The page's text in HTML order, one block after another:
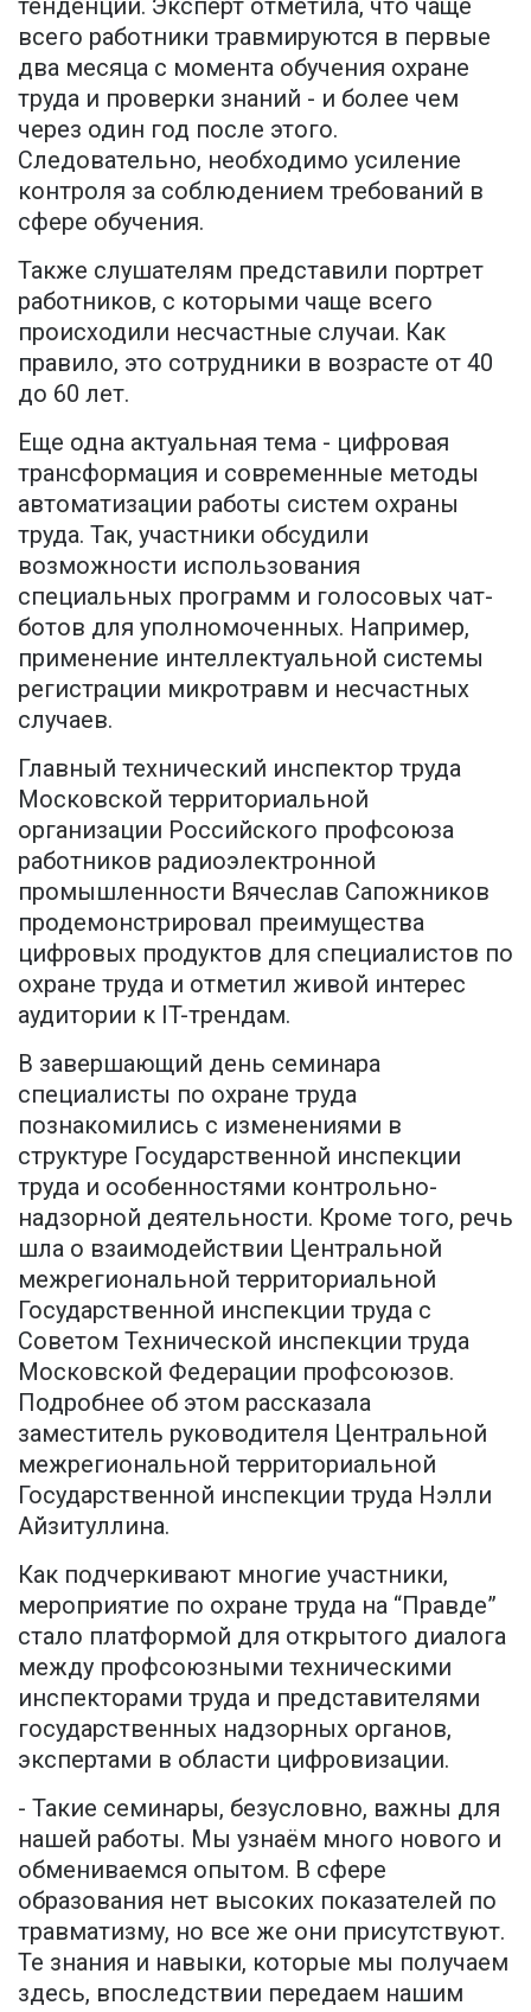
тенденции. Эксперт отметила, что чаще
всего работники травмируются в первые
два месяца с момента обучения охране
труда и проверки знаний - и более чем
через один год после этого.
Следовательно, необходимо усиление
контроля за соблюдением требований в
сфере обучения.
Также слушателям представили портрет
работников, с которыми чаще всего
происходили несчастные случаи. Как
правило, это сотрудники в возрасте от 40
до 60 лет.
Еще одна актуальная тема - цифровая
трансформация и современные методы
автоматизации работы систем охраны
труда. Так, участники обсудили
возможности использования
специальных программ и голосовых чат-
ботов для уполномоченных. Например,
применение интеллектуальной системы
регистрации микротравм и несчастных
случаев.
Главный технический инспектор труда
Московской территориальной
организации Российского профсоюза
работников радиоэлектронной
промышленности Вячеслав Сапожников
продемонстрировал преимущества
цифровых продуктов для специалистов по
охране труда и отметил живой интерес
аудитории к IT-трендам.
В завершающий день семинара
специалисты по охране труда
познакомились с изменениями в
структуре Государственной инспекции
труда и особенностями контрольно-
надзорной деятельности. Кроме того, речь
шла о взаимодействии Центральной
межрегиональной территориальной
Государственной инспекции труда с
Советом Технической инспекции труда
Московской Федерации профсоюзов.
Подробнее об этом рассказала
заместитель руководителя Центральной
межрегиональной территориальной
Государственной инспекции труда Нэлли
Айзитуллина.
Как подчеркивают многие участники,
мероприятие по охране труда на “Правде”
стало платформой для открытого диалога
между профсоюзными техническими
инспекторами труда и представителями
государственных надзорных органов,
экспертами в области цифровизации.
- Такие семинары, безусловно, важны для
нашей работы. Мы узнаём много нового и
обмениваемся опытом. В сфере
образования нет высоких показателей по
травматизму, но все же они присутствуют.
Те знания и навыки, которые мы получаем
здесь, впоследствии передаем нашим